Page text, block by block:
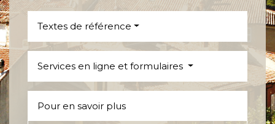
Textes de référence
Services en ligne et formulaires
Pour en savoir plus